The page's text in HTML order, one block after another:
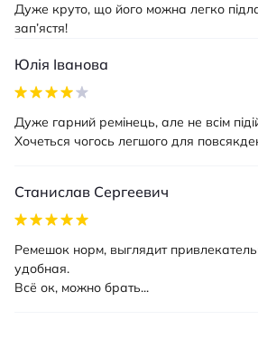
Дуже круто, що його можна легко
зап’ястя!
Юлія Іванова
Дуже гарний ремінець, але не всім
Хочеться чогось легшого для
Станислав Сергеевич
Ремешок норм, выглядит
удобная.
Всё ок, можно брать...